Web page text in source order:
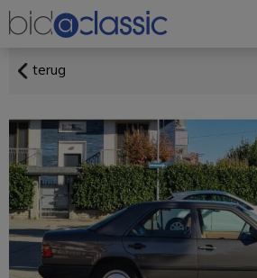
terug